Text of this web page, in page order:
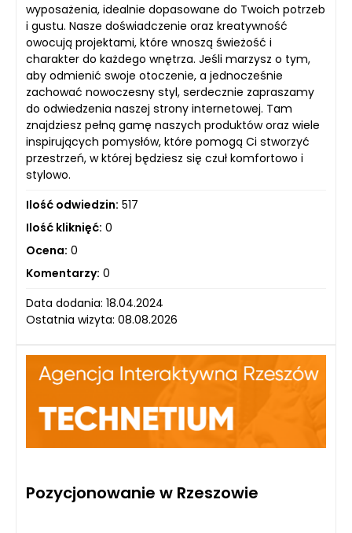
wyposażenia, idealnie dopasowane do Twoich potrzeb
i gustu. Nasze doświadczenie oraz kreatywność
owocują projektami, które wnoszą świeżość i
charakter do każdego wnętrza. Jeśli marzysz o tym,
aby odmienić swoje otoczenie, a jednocześnie
zachować nowoczesny styl, serdecznie zapraszamy
do odwiedzenia naszej strony internetowej. Tam
znajdziesz pełną gamę naszych produktów oraz wiele
inspirujących pomysłów, które pomogą Ci stworzyć
przestrzeń, w której będziesz się czuł komfortowo i
stylowo.
Ilość odwiedzin: 517
Ilość kliknięć: 0
Ocena: 0
Komentarzy: 0
Data dodania: 18.04.2024
Ostatnia wizyta: 08.08.2026
Pozycjonowanie w Rzeszowie